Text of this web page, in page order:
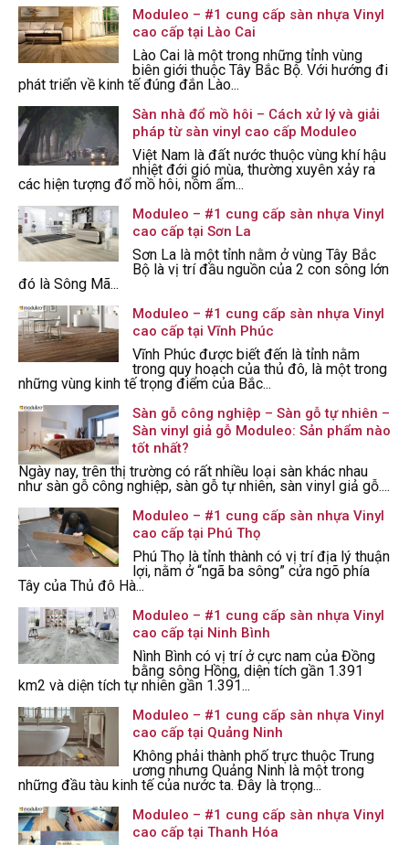
Moduleo – #1 cung cấp sàn nhựa Vinyl
cao cấp tại Lào Cai
Lào Cai là một trong những tỉnh vùng
biên giới thuộc Tây Bắc Bộ. Với hướng đi
phát triển về kinh tế đúng đắn Lào...
Sàn nhà đổ mồ hôi – Cách xử lý và giải
pháp từ sàn vinyl cao cấp Moduleo
Việt Nam là đất nước thuộc vùng khí hậu
nhiệt đới gió mùa, thường xuyên xảy ra
các hiện tượng đổ mồ hôi, nồm ẩm...
Moduleo – #1 cung cấp sàn nhựa Vinyl
cao cấp tại Sơn La
Sơn La là một tỉnh nằm ở vùng Tây Bắc
Bộ là vị trí đầu nguồn của 2 con sông lớn
đó là Sông Mã...
Moduleo – #1 cung cấp sàn nhựa Vinyl
cao cấp tại Vĩnh Phúc
Vĩnh Phúc được biết đến là tỉnh nằm
trong quy hoạch của thủ đô, là một trong
những vùng kinh tế trọng điểm của Bắc...
Sàn gỗ công nghiệp – Sàn gỗ tự nhiên –
Sàn vinyl giả gỗ Moduleo: Sản phẩm nào
tốt nhất?
Ngày nay, trên thị trường có rất nhiều loại sàn khác nhau
như sàn gỗ công nghiệp, sàn gỗ tự nhiên, sàn vinyl giả gỗ....
Moduleo – #1 cung cấp sàn nhựa Vinyl
cao cấp tại Phú Thọ
Phú Thọ là tỉnh thành có vị trí địa lý thuận
lợi, nằm ở “ngã ba sông” cửa ngõ phía
Tây của Thủ đô Hà...
Moduleo – #1 cung cấp sàn nhựa Vinyl
cao cấp tại Ninh Bình
Nình Bình có vị trí ở cực nam của Đồng
bằng sông Hồng, diện tích gần 1.391
km2 và diện tích tự nhiên gần 1.391...
Moduleo – #1 cung cấp sàn nhựa Vinyl
cao cấp tại Quảng Ninh
Không phải thành phố trực thuộc Trung
ương nhưng Quảng Ninh là một trong
những đầu tàu kinh tế của nước ta. Đây là trọng...
Moduleo – #1 cung cấp sàn nhựa Vinyl
cao cấp tại Thanh Hóa